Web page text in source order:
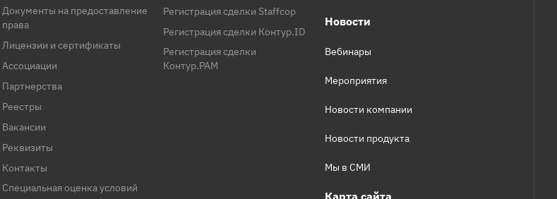
Документы на предоставление
права
Лицензии и сертификаты
Ассоциации
Партнерства
Реестры
Вакансии
Реквизиты
Контакты
Специальная оценка условий
Регистрация сделки Staffcop
Регистрация сделки Контур.ID
Регистрация сделки
Контур.PAM
Новости
Вебинары
Мероприятия
Новости компании
Новости продукта
Мы в СМИ
Карта сайта